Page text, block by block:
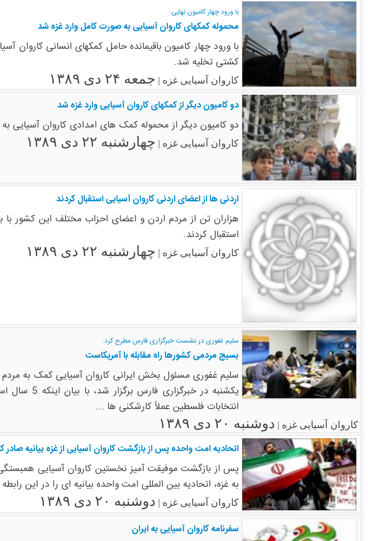
با ورود چهار کامیون نهایی:
محموله کمکهای کاروان آسیایی به صورت کامل وارد غزه شد
با ورود چهار کامیون باقیمانده حامل کمکهای انسانی
کشتی تخلیه شد.
کاروان آسیایی غزه | جمعه ۲۴ دی ۱۳۸۹
دو کامیون دیگر از کمکهای کاروان آسیایی وارد غزه شد
دو کامیون دیگر از محموله کمک های امدادی کاروان آسیایی به
کاروان آسیایی غزه | چهارشنبه ۲۲ دی ۱۳۸۹
اردنی ها از اعضای اردنی کاروان آسیایی استقبال کردند
هزاران تن از مردم اردن و اعضای احزاب مختلف این کشور
استقبال کردند.
کاروان آسیایی غزه | چهارشنبه ۲۲ دی ۱۳۸۹
سلیم غفوری در نشست خبرگزاری فارس مطرح کرد:
بسیج مردمی کشورها راه مقابله با آمریکاست
سلیم غفوری مسئول بخش ایرانی کاروان آسیایی کمک به مردم
یکشنبه
انتخابات فلسطین عملاً کارشکنی ها ...
کاروان آسیایی غزه | دوشنبه ۲۰ دی ۱۳۸۹
اتحادیه امت واحده پس از بازگشت کاروان آسیایی از غزه بیانیه صادر
پس از بازگشت موفیقت آمیز نخستین کاروان آسیایی
به غزه، اتحادیه بین المللی امت واحده بیانیه ای را در این
کاروان آسیایی غزه | دوشنبه ۲۰ دی ۱۳۸۹
سفرنامه کاروان آسیایی به ایران